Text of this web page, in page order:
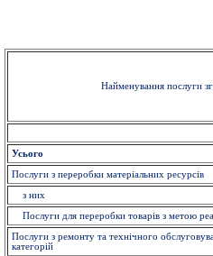
Найменування послуги
Усього
Послуги з переробки матеріальних ресурсів
з них
Послуги для переробки товарів з метою
Послуги з ремонту та технічного
категорій